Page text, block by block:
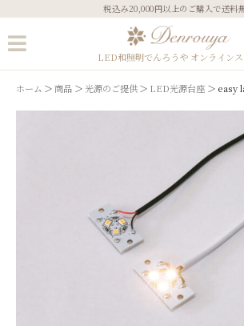
税込み20,000円以上のご購入で送料
LED和照明でんろうや オンライン
新規会員登
ストーリーズ こだわり
あかりの
ホーム 商品 光源のご提供 LED光源台座 easy